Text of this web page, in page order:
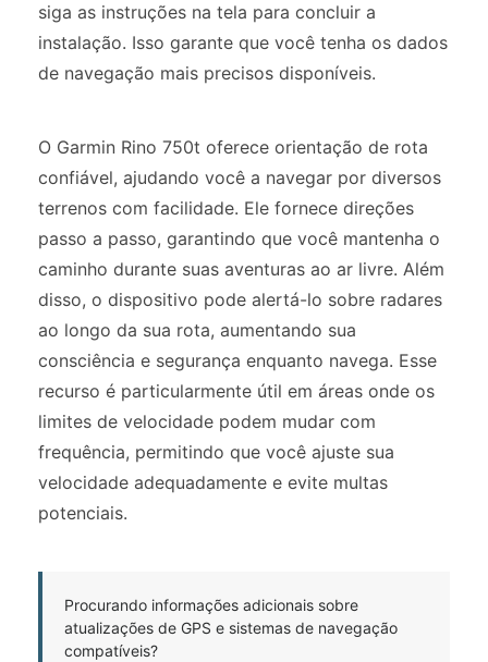
siga as instruções na tela para concluir a
instalação. Isso garante que você tenha os dados
de navegação mais precisos disponíveis.
O Garmin Rino 750t oferece orientação de rota
confiável, ajudando você a navegar por diversos
terrenos com facilidade. Ele fornece direções
passo a passo, garantindo que você mantenha o
caminho durante suas aventuras ao ar livre. Além
disso, o dispositivo pode alertá-lo sobre radares
ao longo da sua rota, aumentando sua
consciência e segurança enquanto navega. Esse
recurso é particularmente útil em áreas onde os
limites de velocidade podem mudar com
frequência, permitindo que você ajuste sua
velocidade adequadamente e evite multas
potenciais.
Procurando informações adicionais sobre
atualizações de GPS e sistemas de navegação
compatíveis?